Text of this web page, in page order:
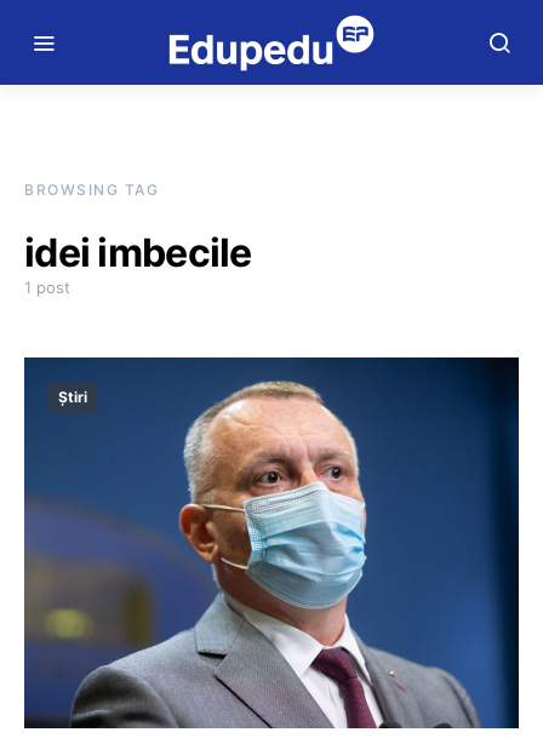
BROWSING TAG
idei imbecile
1 post
Știri